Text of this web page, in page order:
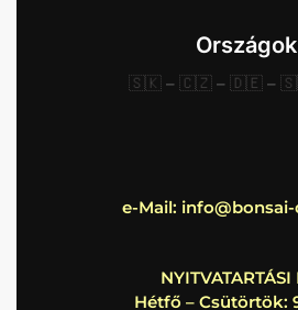
Országok
🇸🇰 – 🇨🇿 – 🇩🇪 –
e-Mail:
NYITVATARTÁSI
Hétfő – Csütörtök: